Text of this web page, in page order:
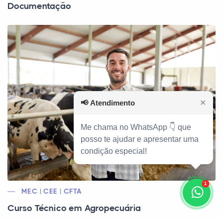
Documentação
MEC | CEE | CFTA
Curso Técnico em Agropecuária
1
📢 Atendimento ✕
Me chama no WhatsApp 👇 que
posso te ajudar e apresentar uma
condição especial!